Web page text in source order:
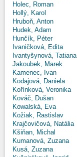
Holec, Roman
Hollý, Karol
Hruboň, Anton
Hudek, Adam
Hunčík, Péter
Ivaničková, Edita
Ivantyšynová, Tatiana
Jakoubek, Marek
Kamenec, Ivan
Kodajová, Daniela
Kořínková, Veronika
Kováč, Dušan
Kowalská, Eva
Kožiak, Rastislav
Krajčovičová, Natália
Kšiňan, Michal
Kumanová, Zuzana
Kusá, Zuzana